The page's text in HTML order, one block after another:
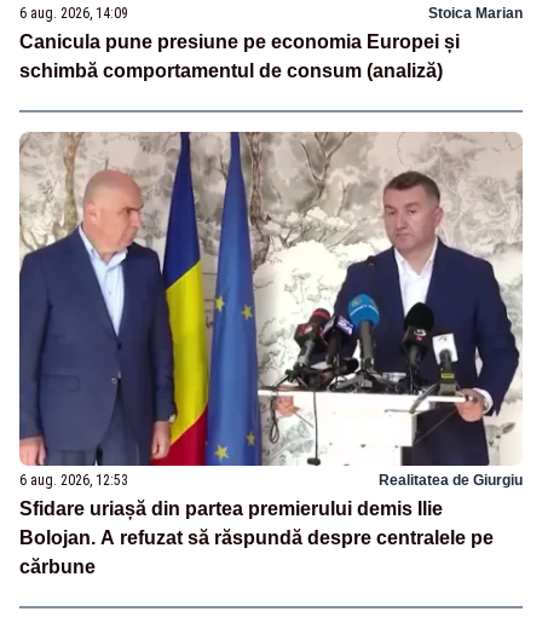
6 aug. 2026, 14:09 Stoica Marian
Canicula pune presiune pe economia Europei și
schimbă comportamentul de consum (analiză)
6 aug. 2026, 12:53 Realitatea de Giurgiu
Sfidare uriașă din partea premierului demis Ilie
Bolojan. A refuzat să răspundă despre centralele pe
cărbune